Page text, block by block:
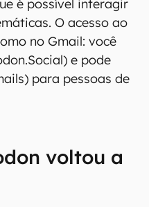
é possível interagir
O acesso ao
no Gmail: você
e pode
para pessoas de
voltou a